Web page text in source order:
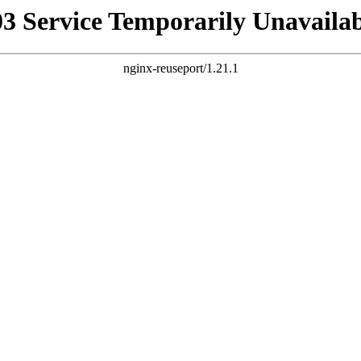
Service Temporarily
nginx-reuseport/1.21.1